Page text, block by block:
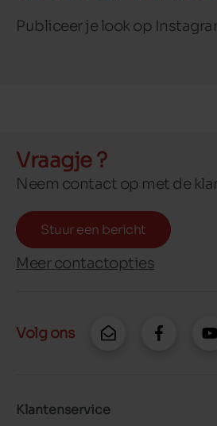
Publiceer je look op
Vraagje ?
Neem contact op met de
Stuur een bericht
Meer contactopties
Volg ons
Klantenservice